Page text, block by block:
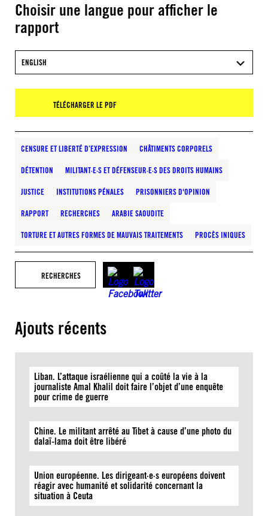
Choisir une langue pour afficher le
rapport
ENGLISH
TÉLÉCHARGER LE PDF
CENSURE ET LIBERTÉ D’EXPRESSION CHÂTIMENTS CORPORELS
DÉTENTION MILITANT·E·S ET DÉFENSEUR·E·S DES DROITS HUMAINS
JUSTICE INSTITUTIONS PÉNALES PRISONNIERS D'OPINION
RAPPORT RECHERCHES ARABIE SAOUDITE
TORTURE ET AUTRES FORMES DE MAUVAIS TRAITEMENTS PROCÈS INIQUES
RECHERCHES
Ajouts récents
Liban. L’attaque israélienne qui a coûté la vie à la
journaliste Amal Khalil doit faire l’objet d’une enquête
pour crime de guerre
Chine. Le militant arrêté au Tibet à cause d’une photo du
dalaï-lama doit être libéré
Union européenne. Les dirigeant·e·s européens doivent
réagir avec humanité et solidarité concernant la
situation à Ceuta